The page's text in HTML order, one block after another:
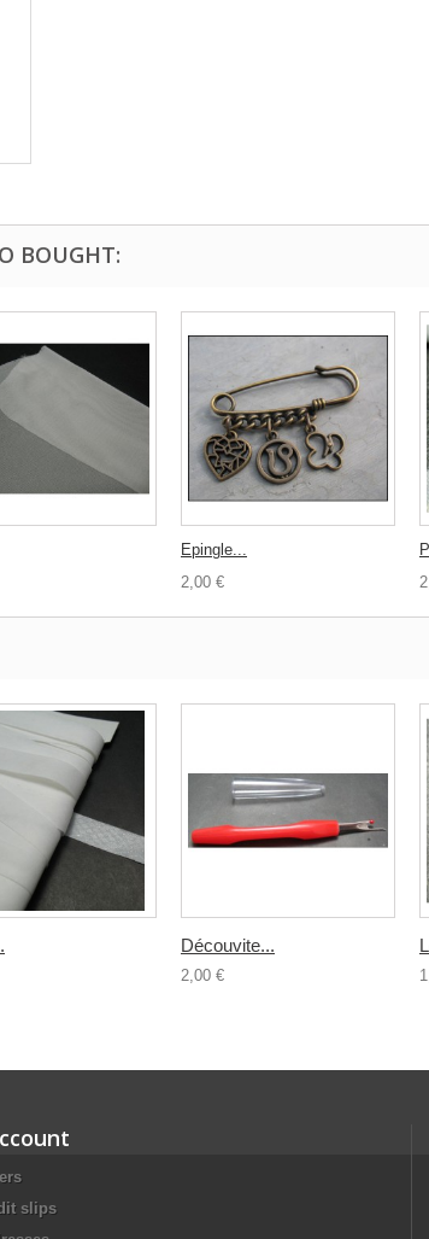
BOUGHT:
Epingle...
2,00 €
Découvite...
2,00 €
slips